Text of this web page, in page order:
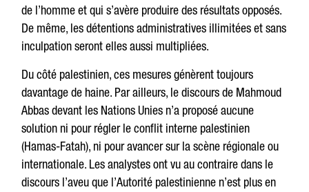
de l’homme et qui s’avère produire des résultats opposés.
De même, les détentions administratives illimitées et sans
inculpation seront elles aussi multipliées.
Du côté palestinien, ces mesures génèrent toujours
davantage de haine. Par ailleurs, le discours de Mahmoud
Abbas devant les Nations Unies n’a proposé aucune
solution ni pour régler le conflit interne palestinien
(Hamas-Fatah), ni pour avancer sur la scène régionale ou
internationale. Les analystes ont vu au contraire dans le
discours l’aveu que l’Autorité palestinienne n’est plus en